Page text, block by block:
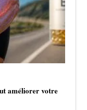
améliorer votre